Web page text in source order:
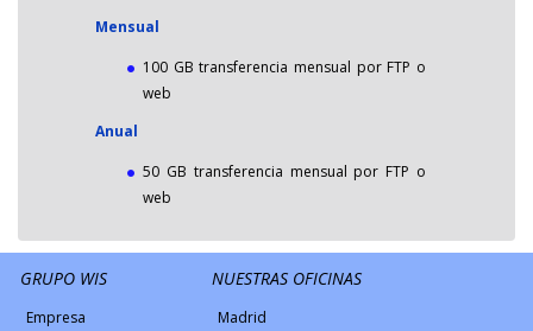
Mensual
100 GB transferencia mensual por FTP o
web
Anual
50 GB transferencia mensual por FTP o
web
GRUPO WIS
Empresa
NUESTRAS OFICINAS
Madrid